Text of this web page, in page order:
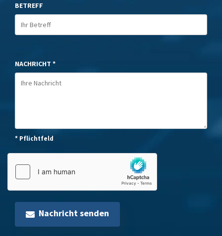
BETREFF
NACHRICHT *
* Pflichtfeld
Nachricht senden